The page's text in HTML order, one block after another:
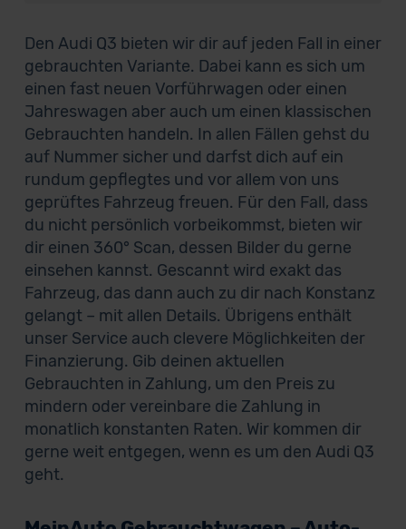
Den Audi Q3 bieten wir dir auf jeden Fall in einer
gebrauchten Variante. Dabei kann es sich um
einen fast neuen Vorführwagen oder einen
Jahreswagen aber auch um einen klassischen
Gebrauchten handeln. In allen Fällen gehst du
auf Nummer sicher und darfst dich auf ein
rundum gepflegtes und vor allem von uns
geprüftes Fahrzeug freuen. Für den Fall, dass
du nicht persönlich vorbeikommst, bieten wir
dir einen 360° Scan, dessen Bilder du gerne
einsehen kannst. Gescannt wird exakt das
Fahrzeug, das dann auch zu dir nach Konstanz
gelangt – mit allen Details. Übrigens enthält
unser Service auch clevere Möglichkeiten der
Finanzierung. Gib deinen aktuellen
Gebrauchten in Zahlung, um den Preis zu
mindern oder vereinbare die Zahlung in
monatlich konstanten Raten. Wir kommen dir
gerne weit entgegen, wenn es um den Audi Q3
geht.